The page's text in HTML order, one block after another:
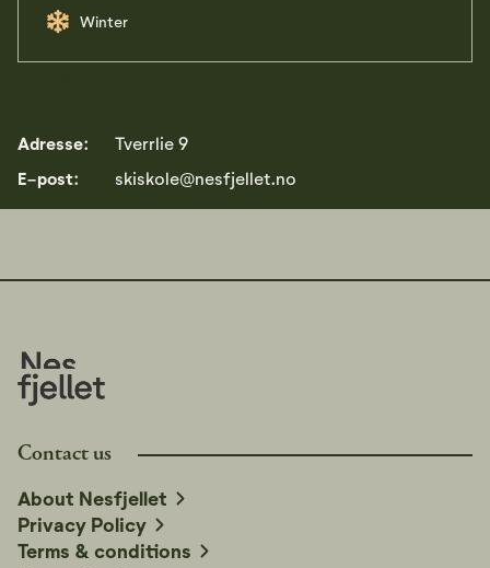
Winter
Adresse:
Tverrlie 9
E-post:
skiskole@nesfjellet.no
Contact us
About Nesfjellet
Privacy Policy
Terms & conditions